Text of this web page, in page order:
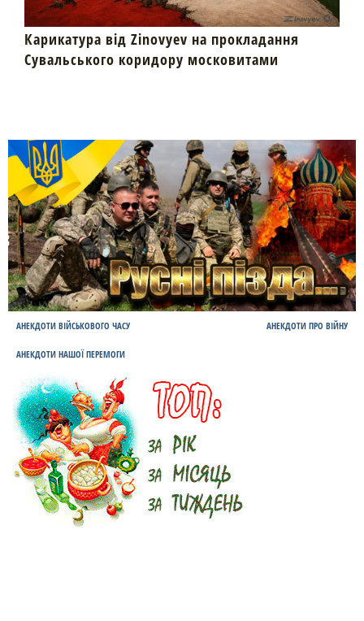
Карикатура від Zinovyev на прокладання
Сувальського коридору московитами
АНЕКДОТИ ВІЙСЬКОВОГО ЧАСУ АНЕКДОТИ ПРО ВІЙНУ
АНЕКДОТИ НАШОЇ ПЕРЕМОГИ